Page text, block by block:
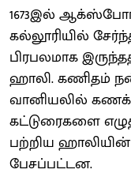
1673இல்
கல்லூரியில்
பிரபலமாக
ஹாலி. கணிதம்
வானியலில்
கட்டுரைகளை
பற்றிய
பேசப்பட்டன.